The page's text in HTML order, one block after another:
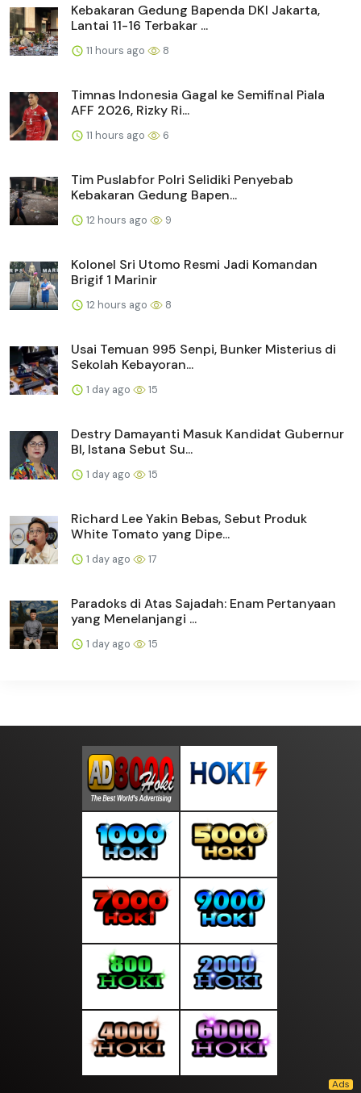
Kebakaran Gedung Bapenda DKI Jakarta,
Lantai 11-16 Terbakar ...
11 hours ago 8
Timnas Indonesia Gagal ke Semifinal Piala
AFF 2026, Rizky Ri...
11 hours ago 6
Tim Puslabfor Polri Selidiki Penyebab
Kebakaran Gedung Bapen...
12 hours ago 9
Kolonel Sri Utomo Resmi Jadi Komandan
Brigif 1 Marinir
12 hours ago 8
Usai Temuan 995 Senpi, Bunker Misterius di
Sekolah Kebayoran...
1 day ago 15
Destry Damayanti Masuk Kandidat Gubernur
BI, Istana Sebut Su...
1 day ago 15
Richard Lee Yakin Bebas, Sebut Produk
White Tomato yang Dipe...
1 day ago 17
Paradoks di Atas Sajadah: Enam Pertanyaan
yang Menelanjangi ...
1 day ago 15